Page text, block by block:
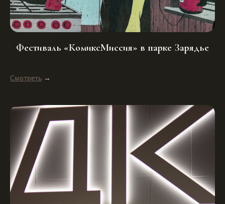
Фестиваль «КомиксМиссия» в парке Зарядье
Смотреть →